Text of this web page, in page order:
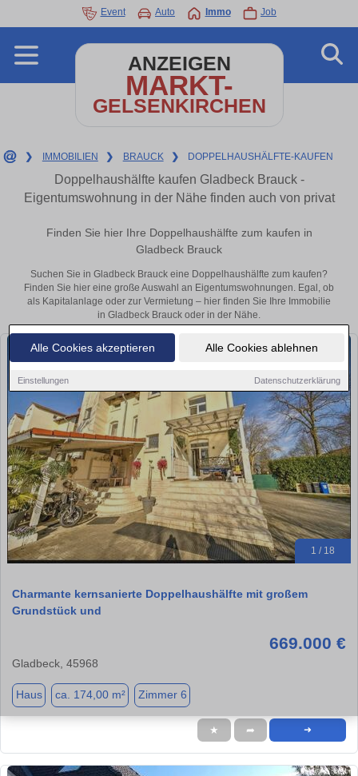
Alle Cookies akzeptieren Alle Cookies ablehnen
Einstellungen Datenschutzerklärung
Event Auto Immo Job
ANZEIGEN
MARKT-
GELSENKIRCHEN
❯ IMMOBILIEN ❯ BRAUCK ❯ DOPPELHAUSHÄLFTE-KAUFEN
Doppelhaushälfte kaufen Gladbeck Brauck -
Eigentumswohnung in der Nähe finden auch von privat
Finden Sie hier Ihre Doppelhaushälfte zum kaufen in
Gladbeck Brauck
Suchen Sie in Gladbeck Brauck eine Doppelhaushälfte zum kaufen?
Finden Sie hier eine große Auswahl an Eigentumswohnungen. Egal, ob
als Kapitalanlage oder zur Vermietung – hier finden Sie Ihre Immobilie
in Gladbeck Brauck oder in der Nähe.
1 / 18
Charmante kernsanierte Doppelhaushälfte mit großem
Grundstück und
669.000 €
Gladbeck, 45968
Haus ca. 174,00 m² Zimmer 6
★ ➦ ➜